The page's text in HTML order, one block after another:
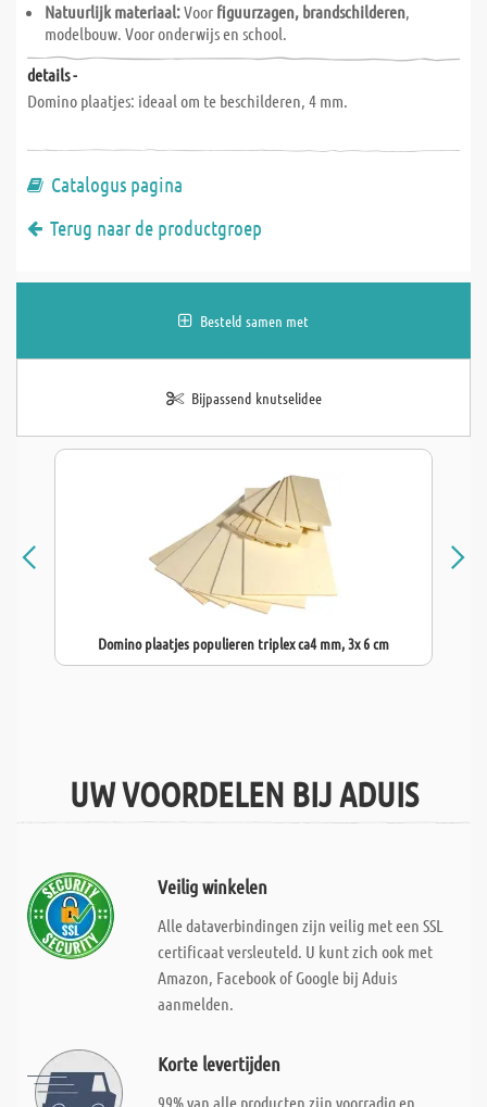
Natuurlijk materiaal:Voor figuurzagen, brandschilderen,
modelbouw. Voor onderwijs en school.
details -
Domino plaatjes: ideaal om te beschilderen, 4 mm.
Catalogus pagina
Terug naar de productgroep
Besteld samen met
Bijpassend knutselidee
Domino plaatjes populieren triplex ca4 mm, 3x 6 cm
UW VOORDELEN BIJ ADUIS
Veilig winkelen
Alle dataverbindingen zijn veilig met een SSL
certificaat versleuteld. U kunt zich ook met
Amazon, Facebook of Google bij Aduis
aanmelden.
Korte levertijden
99% van alle producten zijn voorradig en